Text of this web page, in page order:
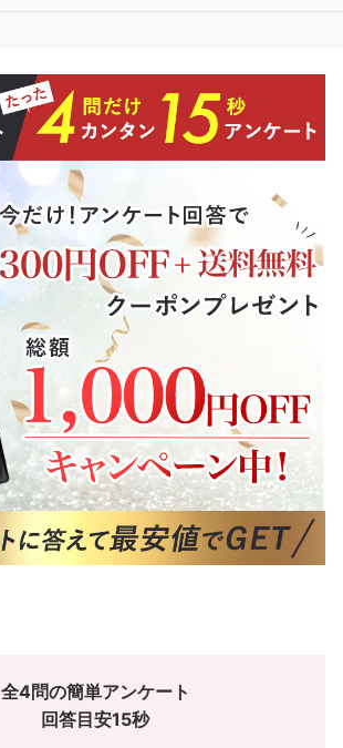
全4問の簡単アンケート
回答目安15秒